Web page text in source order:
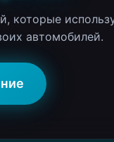
которые
автомобилей.